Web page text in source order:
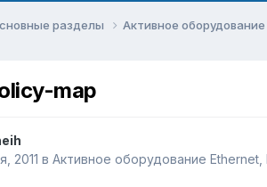
разделы Активное оборудование
map
2011 в Активное оборудование Ethernet,